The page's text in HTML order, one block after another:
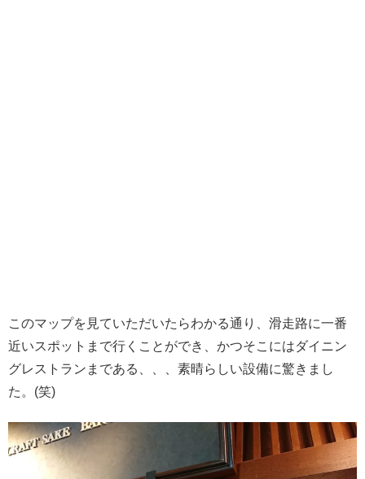
このマップを見ていただいたらわかる通り、滑走路に一番
近いスポットまで行くことができ、かつそこにはダイニン
グレストランまである、、、素晴らしい設備に驚きまし
た。(笑)